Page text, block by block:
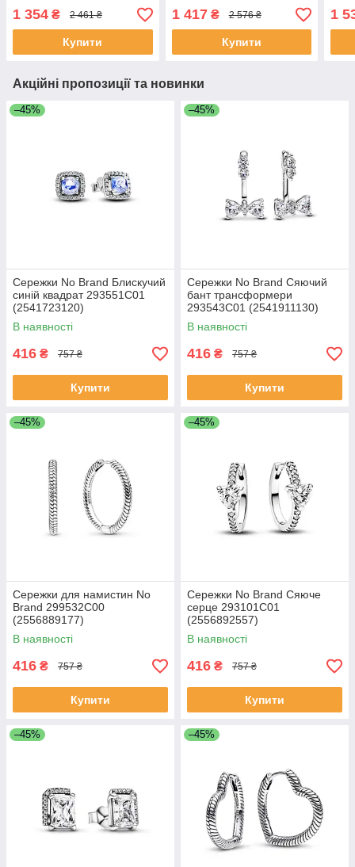
1 354 ₴ 2 461 ₴
Купити
1 417₴ 2 576 ₴
Купити
1
Акційні пропозиції та новинки
–45%
Сережки No Brand Блискучий
синій квадрат 293551C01
(2541723120)
В наявності
416 ₴ 757 ₴
Купити
–45%
Сережки No Brand Сяючий
бант трансформери
293543C01 (2541911130)
В наявності
416 ₴ 757 ₴
Купити
–45%
Сережки для намистин No
Brand 299532C00
(2556889177)
В наявності
416 ₴ 757 ₴
Купити
–45%
Сережки No Brand Сяюче
серце 293101C01
(2556892557)
В наявності
416 ₴ 757 ₴
Купити
–45% –45%